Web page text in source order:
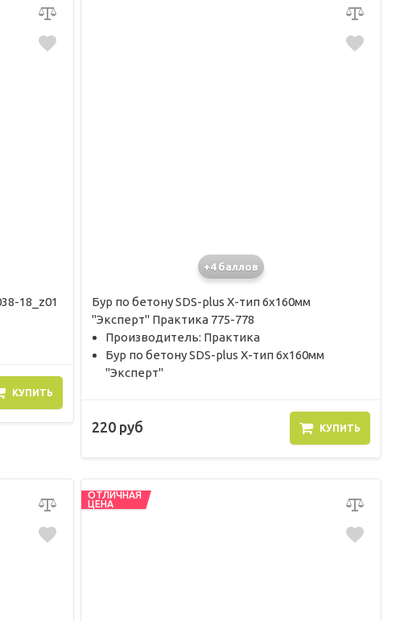
18_z01
КУПИТЬ
+4 баллов
Бур по бетону SDS-plus X-тип 6х160мм
"Эксперт" Практика 775-778
Производитель: Практика
Бур по бетону SDS-plus X-тип 6х160мм
"Эксперт"
220 руб КУПИТЬ
ОТЛИЧНАЯ
ЦЕНА